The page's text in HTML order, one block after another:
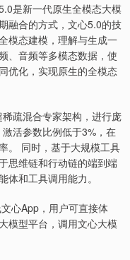
是新一代原生全模态大模
融合的方式，文心5.0的技
模态建模，理解与生成一
、音频等多模态数据，使
优化，实现原生的全模态
疏混合专家架构，进行庞
活参数比例低于3%，在
。 同时，基于大规模工具
思维链和行动链的端到端
和工具调用能力。
心App，用户可直接体
模型平台，调用文心大模